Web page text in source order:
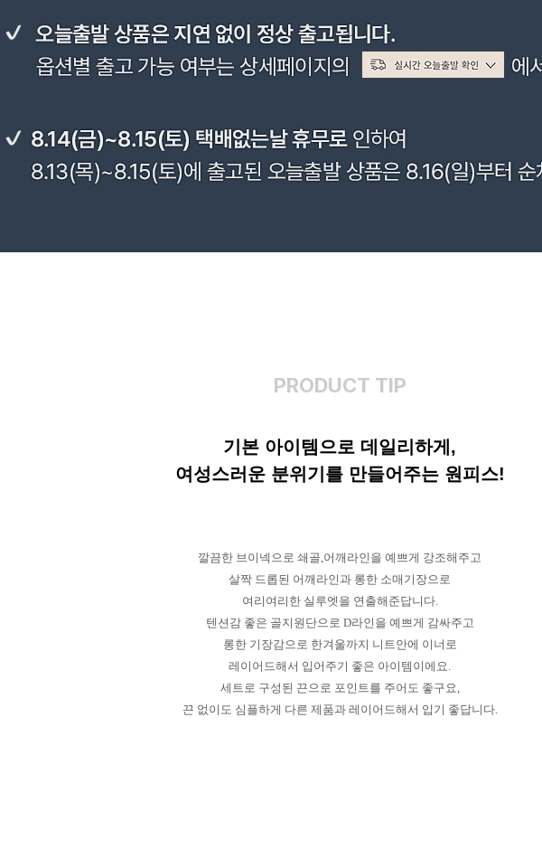
PRODUCT TIP
기본 아이템으로 데일리하게,
여성스러운 분위기를 만들어주는 원피스!
깔끔한 브이넥으로 쇄골,어깨라인을 예쁘게 강조해주고
살짝 드롭된 어깨라인과 롱한 소매기장으로
여리여리한 실루엣을 연출해준답니다.
텐션감 좋은 골지원단으로 D라인을 예쁘게 감싸주고
롱한 기장감으로 한겨울까지 니트안에 이너로
레이어드해서 입어주기 좋은 아이템이에요.
세트로 구성된 끈으로 포인트를 주어도 좋구요,
끈 없이도 심플하게 다른 제품과 레이어드해서 입기 좋답니다.